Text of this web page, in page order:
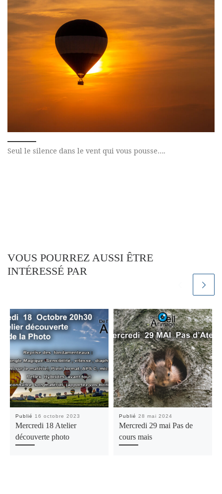
Seul le silence dans le vent qui vous pousse….
VOUS POURREZ AUSSI ÊTRE
INTÉRESSÉ PAR
Publié 16 octobre 2023
Mercredi 18 Atelier
découverte photo
Publié28 mai 2024
Mercredi 29 mai Pas de
cours mais